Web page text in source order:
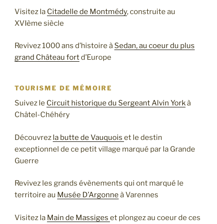
Visitez la Citadelle de Montmédy, construite au
XVIème siècle
Revivez 1000 ans d’histoire à Sedan, au coeur du plus
grand Château fortd’Europe
TOURISME DE MÉMOIRE
Suivez le Circuit historique du Sergeant Alvin Yorkà
Châtel-Chéhéry
Découvrez la butte de Vauquois et le destin
exceptionnel de ce petit village marqué par la Grande
Guerre
Revivez les grands évènements qui ont marqué le
territoire au Musée D’Argonne à Varennes
Visitez la Main de Massiges et plongez au coeur de ces